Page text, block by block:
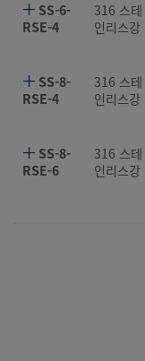
SS-6-
RSE-4
316 스테
인리스강
SS-8-
RSE-4
316 스테
인리스강
SS-8-
RSE-6
316 스테
인리스강